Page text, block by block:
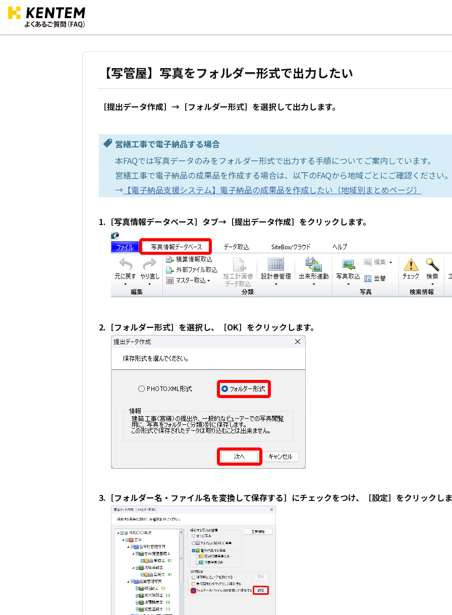
【写管屋】写真をフォルダー形式で出力したい
［提出データ作成］→［フォルダー形式］を選択して出力します。
営繕工事で電子納品する場合
本FAQでは写真データのみをフォルダー形式で出力する手順についてご案内しています。
営繕工事で電子納品の成果品を作成する場合は、以下のFAQから地域ごとにご確認ください。
→ 【電子納品支援システム】電子納品の成果品を作成したい（地域別まとめページ）
1.［写真情報データベース］タブ→［提出データ作成］をクリックします。
2.［フォルダー形式］を選択し、［OK］をクリックします。
3.［フォルダー名・ファイル名を変換して保存する］にチェックをつけ、［設定］をクリックし